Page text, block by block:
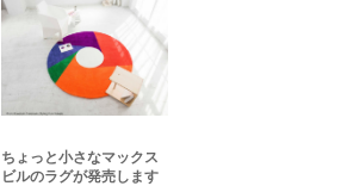
ちょっと小さなマックス
ビルのラグが発売します